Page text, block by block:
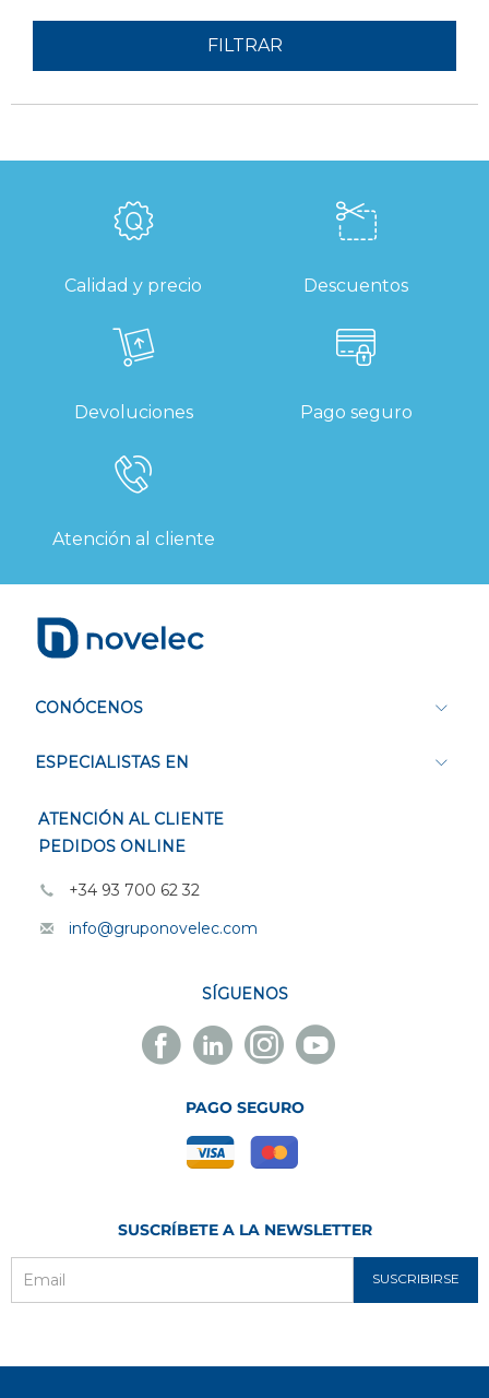
FILTRAR
Calidad y precio Descuentos
Devoluciones Pago seguro
Atención al cliente
CONÓCENOS
ESPECIALISTAS EN
ATENCIÓN AL CLIENTE
PEDIDOS ONLINE
+34 93 700 62 32
info@gruponovelec.com
SÍGUENOS
Facebook
Novelec
Linkedin
Novelec
Instagram
Novelec
Youtube
Novelec
PAGO SEGURO
SUSCRÍBETE A LA NEWSLETTER
SUSCRIBIRSE